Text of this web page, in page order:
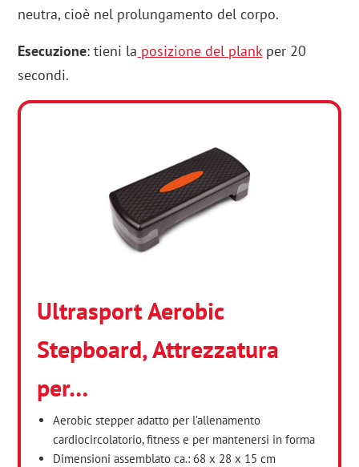
neutra, cioè nel prolungamento del corpo.
Esecuzione: tieni la posizione del plankper 20
secondi.
Ultrasport Aerobic
Stepboard, Attrezzatura
per…
Aerobic stepper adatto per l’allenamento
cardiocircolatorio, fitness e per mantenersi in forma
Dimensioni assemblato ca.: 68 x 28 x 15 cm